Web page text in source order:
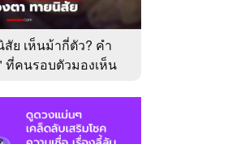
ย เห็นม้ากี่ตัว? คำ
ที่คนรอบตัวมองเห็น